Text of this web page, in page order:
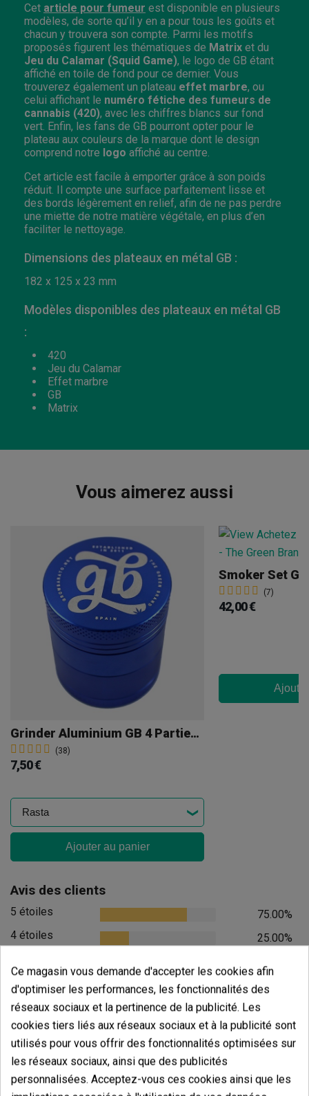
Cet article pour fumeur est disponible en plusieurs
modèles, de sorte qu’il y en a pour tous les goûts et
chacun y trouvera son compte. Parmi les motifs
proposés figurent les thématiques de Matrix et du
Jeu du Calamar (Squid Game), le logo de GB étant
affiché en toile de fond pour ce dernier. Vous
trouverez également un plateau effet marbre, ou
celui affichant le numéro fétiche des fumeurs de
cannabis (420), avec les chiffres blancs sur fond
vert. Enfin, les fans de GB pourront opter pour le
plateau aux couleurs de la marque dont le design
comprend notre logo affiché au centre.
Cet article est facile à emporter grâce à son poids
réduit. Il compte une surface parfaitement lisse et
des bords légèrement en relief, afin de ne pas perdre
une miette de notre matière végétale, en plus d’en
faciliter le nettoyage.
Dimensions des plateaux en métal GB :
182 x 125 x 23 mm
Modèles disponibles des plateaux en métal GB
:
420
Jeu du Calamar
Effet marbre
GB
Matrix
Vous aimerez aussi
Grinder Aluminium GB 4 Parties 40 Mm
(38)
7,50 €
Ajouter au panier
Smoker Set
(7)
42,00 €
Avis des clients
5 étoiles
75.00%
4 étoiles
25.00%
2 étoiles
0.00%
1 étoiles
Écrivez votre commentaire
4.75de5
4 Valorisations globales
Ce magasin vous demande d'accepter les cookies afin
d'optimiser les performances, les fonctionnalités des
réseaux sociaux et la pertinence de la publicité. Les
cookies tiers liés aux réseaux sociaux et à la publicité sont
utilisés pour vous offrir des fonctionnalités optimisées sur
les réseaux sociaux, ainsi que des publicités
personnalisées. Acceptez-vous ces cookies ainsi que les